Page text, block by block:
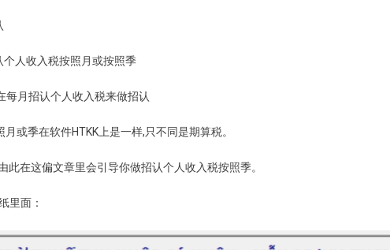
人收入税按照月或按照季
月招认个人收入税来做招认
或季在软件HTKK上是一样,只不同是期算税。
在这偏文章里会引导你做招认个人收入税按照季。
里面：